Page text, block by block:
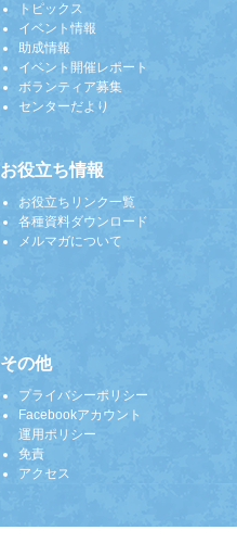
トピックス
イベント情報
助成情報
イベント開催レポート
ボランティア募集
センターだより
お役立ち情報
お役立ちリンク一覧
各種資料ダウンロード
メルマガについて
その他
プライバシーポリシー
Facebookアカウント
運用ポリシー
免責
アクセス